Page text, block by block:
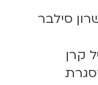
סילבר
קרן